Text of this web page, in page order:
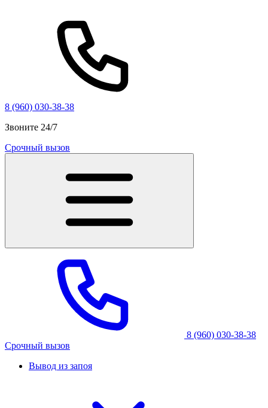
8 (960) 030-38-38
Звоните 24/7
Срочный вызов
8 (960) 030-38-38
Срочный вызов
Вывод из запоя